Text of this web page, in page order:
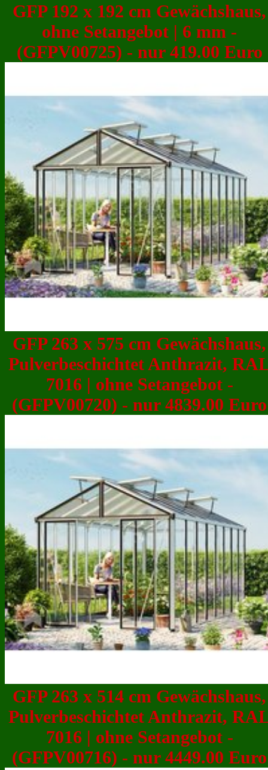
GFP 192 x 192 cm Gewächshaus,
ohne Setangebot | 6 mm -
(GFPV00725) - nur 419.00 Euro
GFP 263 x 575 cm Gewächshaus,
Pulverbeschichtet Anthrazit,
7016 | ohne Setangebot -
(GFPV00720) - nur 4839.00 Euro
GFP 263 x 514 cm Gewächshaus,
Pulverbeschichtet Anthrazit,
7016 | ohne Setangebot -
(GFPV00716) - nur 4449.00 Euro